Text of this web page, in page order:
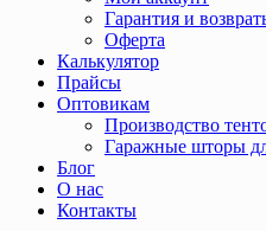
Гарантия и
Оферта
Калькулятор
Прайсы
Оптовикам
Производство
Гаражные шторы
Блог
О нас
Контакты